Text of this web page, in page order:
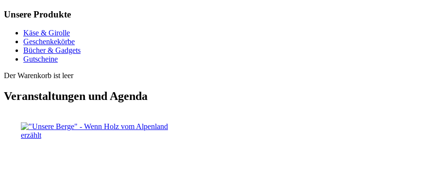
Unsere Produkte
Käse & Girolle
Geschenkekörbe
Bücher & Gadgets
Gutscheine
Der Warenkorb ist leer
Veranstaltungen und Agenda